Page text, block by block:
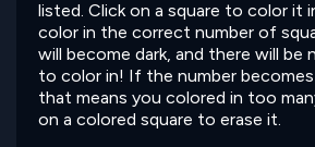
listed. Click on a square to color it
color in the correct number of
will become dark, and there will be
to color in! If the number
that means you colored in too
on a colored square to erase it.